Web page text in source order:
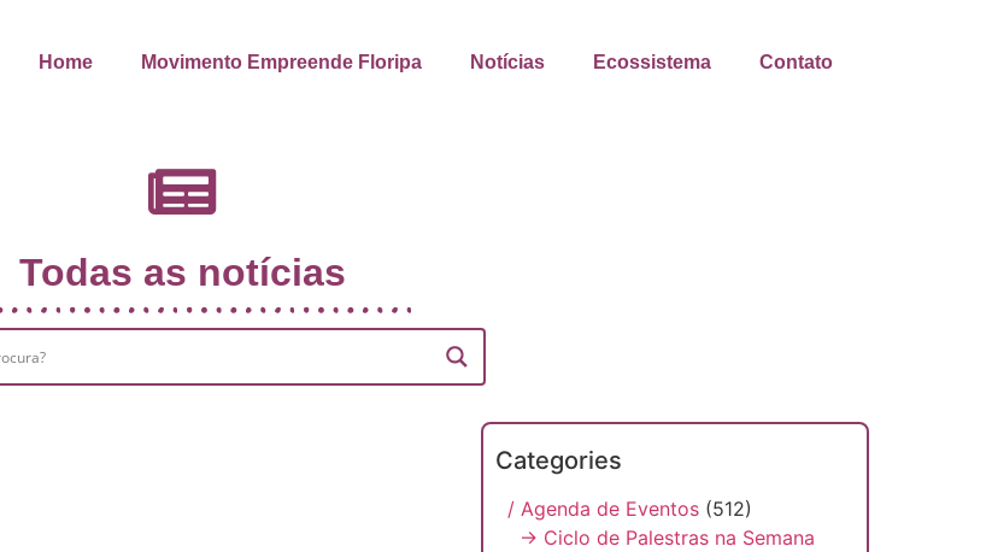
Home Movimento Empreende Floripa Notícias Ecossistema Contato
Todas as notícias
Categories
/ Agenda de Eventos (512)
→ Ciclo de Palestras na Semana